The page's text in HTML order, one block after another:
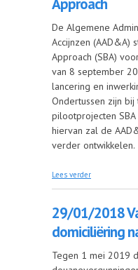
De Algemene
Accijnzen (AAD&A)
Approach (SBA)
van 8 september
lancering en
Ondertussen zijn
pilootprojecten
hiervan zal de
verder ontwikkelen.
Lees verder
29/01/2018
domiciliëring
Tegen 1 mei 2019